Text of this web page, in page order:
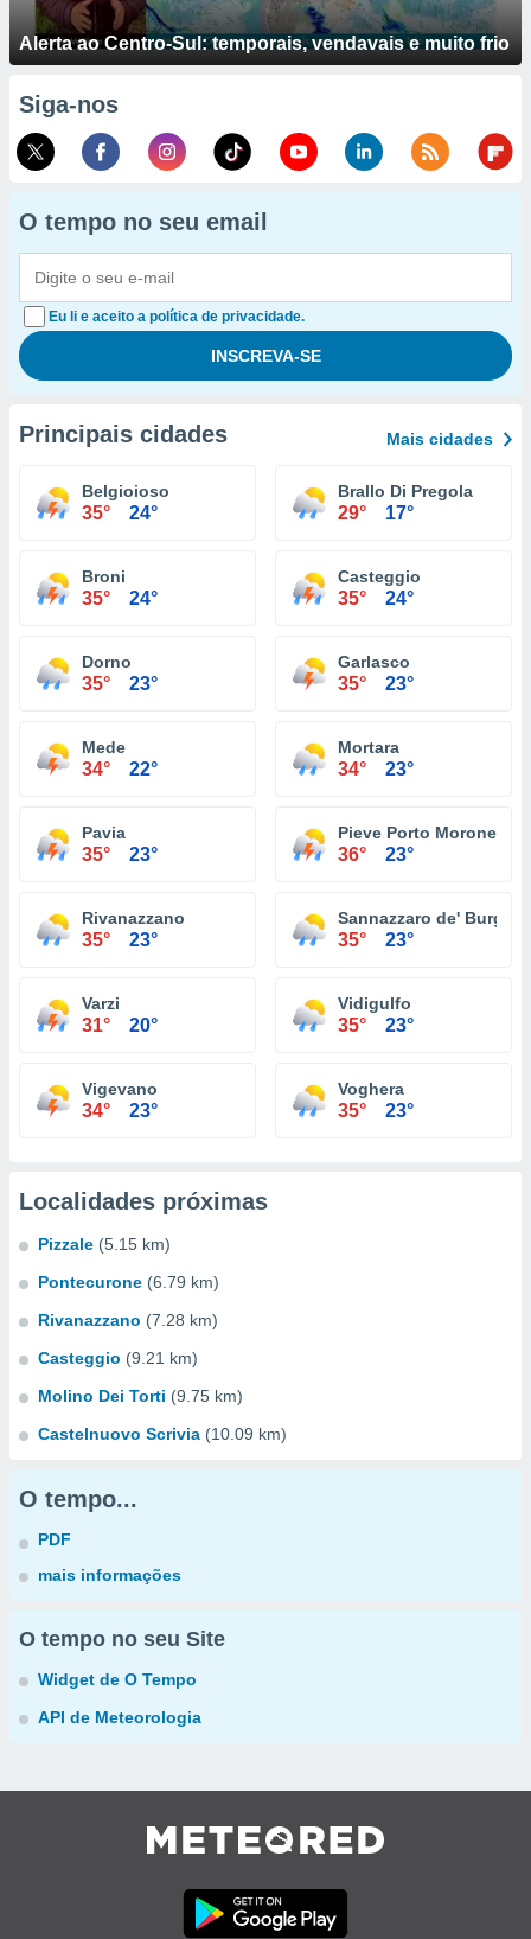
Alerta ao Centro-Sul: temporais, vendavais e muito frio
Siga-nos
O tempo no seu email
Eu li e aceito a política de privacidade.
Principais cidades Mais cidades
Belgioioso
35° 24°
Brallo Di Pregola
29° 17°
Broni
35° 24°
Casteggio
35° 24°
Dorno
35° 23°
Garlasco
35° 23°
Mede
34° 22°
Mortara
34° 23°
Pavia
35° 23°
Pieve Porto Morone
36° 23°
Rivanazzano
35° 23°
Sannazzaro de'
35° 23°
Varzi
31° 20°
Vidigulfo
35° 23°
Vigevano
34° 23°
Voghera
35° 23°
Localidades próximas
Pizzale (5.15 km)
Pontecurone (6.79 km)
Rivanazzano (7.28 km)
Casteggio (9.21 km)
Molino Dei Torti (9.75 km)
Castelnuovo Scrivia (10.09 km)
O tempo...
PDF
mais informações
O tempo no seu Site
Widget de O Tempo
API de Meteorologia